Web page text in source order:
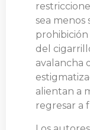
sea menos
prohibición
del
avalancha
alientan a
regresar a